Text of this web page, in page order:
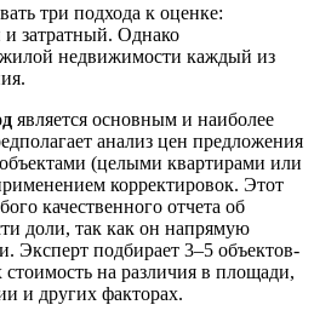
три подхода к оценке:
затратный. Однако
недвижимости каждый из
является основным и наиболее
анализ цен предложения
(целыми квартирами или
корректировок. Этот
качественного отчета об
доли, так как он напрямую
Эксперт подбирает 3–5 объектов-
стоимость на различия в площади,
и других факторах.